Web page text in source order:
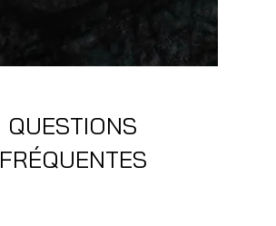
QUESTIONS
FRÉQUENTES